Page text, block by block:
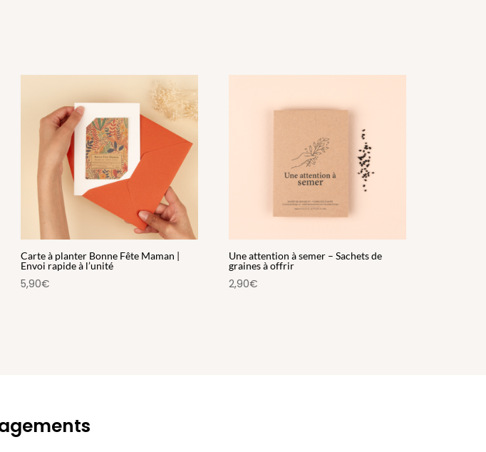
Carte à planter Bonne Fête Maman |
Envoi rapide à l’unité
5,90€
Une attention à semer – Sachets de
graines à offrir
2,90€